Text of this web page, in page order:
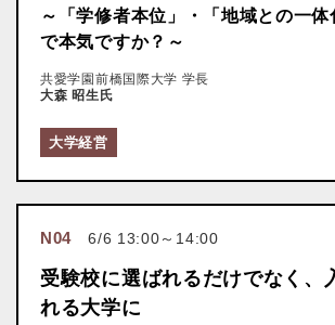
～「学修者本位」・「地域との一体
で本気ですか？～
共愛学園前橋国際大学 学長
大森 昭生氏
大学経営
N04 6/6 13:00～14:00
受験校に選ばれるだけでなく、
れる大学に